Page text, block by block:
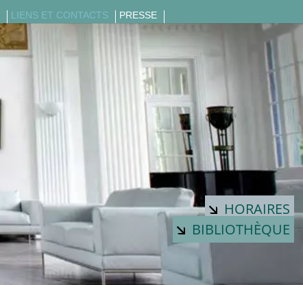
LIENS ET CONTACTS PRESSE
HORAIRES
BIBLIOTHÈQUE